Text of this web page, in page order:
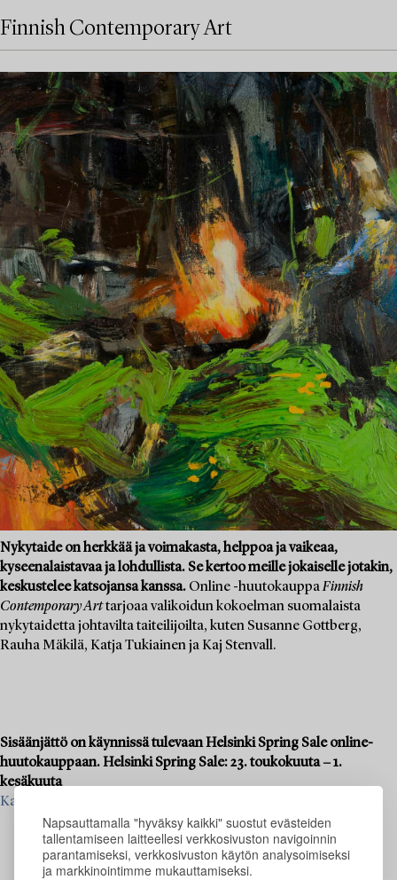
Napsauttamalla "hyväksy kaikki" suostut evästeiden
tallentamiseen laitteellesi verkkosivuston navigoinnin
parantamiseksi, verkkosivuston käytön analysoimiseksi
ja markkinointimme mukauttamiseksi.
Finnish Contemporary Art
Nykytaide on herkkää ja voimakasta, helppoa ja vaikeaa,
kyseenalaistavaa ja lohdullista. Se kertoo meille jokaiselle jotakin,
keskustelee katsojansa kanssa. Online -huutokauppaFinnish
Contemporary Arttarjoaa valikoidun kokoelman suomalaista
nykytaidetta johtavilta taiteilijoilta, kuten Susanne Gottberg,
Rauha Mäkilä, Katja Tukiainen ja Kaj Stenvall.
Sisäänjättö on käynnissä tulevaan Helsinki Spring Sale online-
huutokauppaan. Helsinki Spring Sale: 23. toukokuuta − 1.
kesäkuuta
Katso mitä etsimme ja ota yhteyttä arviointia varten ›